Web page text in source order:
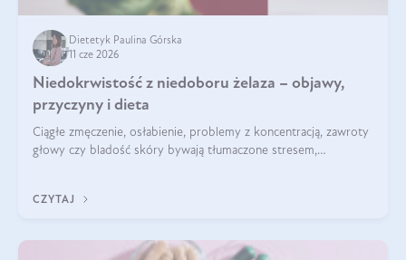
Dietetyk Paulina Górska
11 cze 2026
Niedokrwistość z niedoboru żelaza – objawy,
przyczyny i dieta
Ciągłe zmęczenie, osłabienie, problemy z koncentracją, zawroty
głowy czy bladość skóry bywają tłumaczone stresem,
CZYTAJ